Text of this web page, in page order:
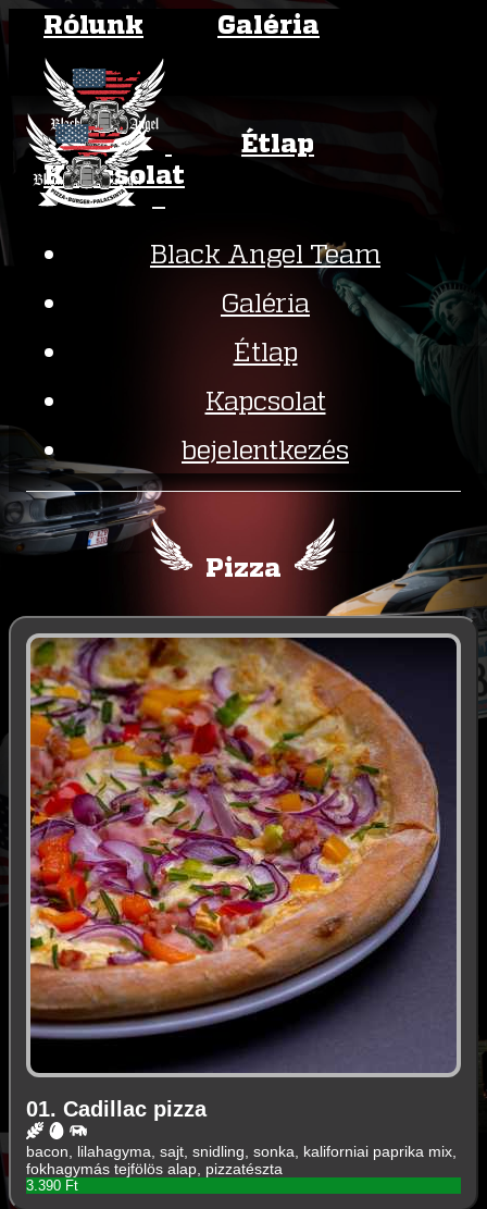
Rólunk Galéria
Étlap
Kapcsolat
Black Angel Team
Galéria
Étlap
Kapcsolat
bejelentkezés
Pizza
01. Cadillac pizza
bacon, lilahagyma, sajt, snidling, sonka, kaliforniai paprika mix,
fokhagymás tejfölös alap, pizzatészta
3.390 Ft